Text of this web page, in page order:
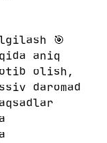
🎯
aniq
olish,
daromad